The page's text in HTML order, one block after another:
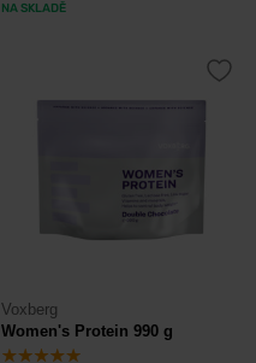
NA SKLADĚ
Voxberg
Women's Protein 990 g